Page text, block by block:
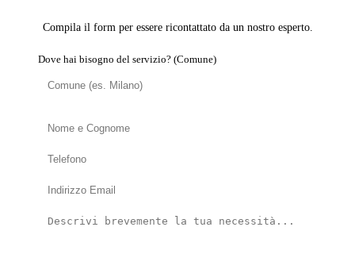
Compila il form per essere ricontattato da un nostro esperto.
Dove hai bisogno del servizio? (Comune)